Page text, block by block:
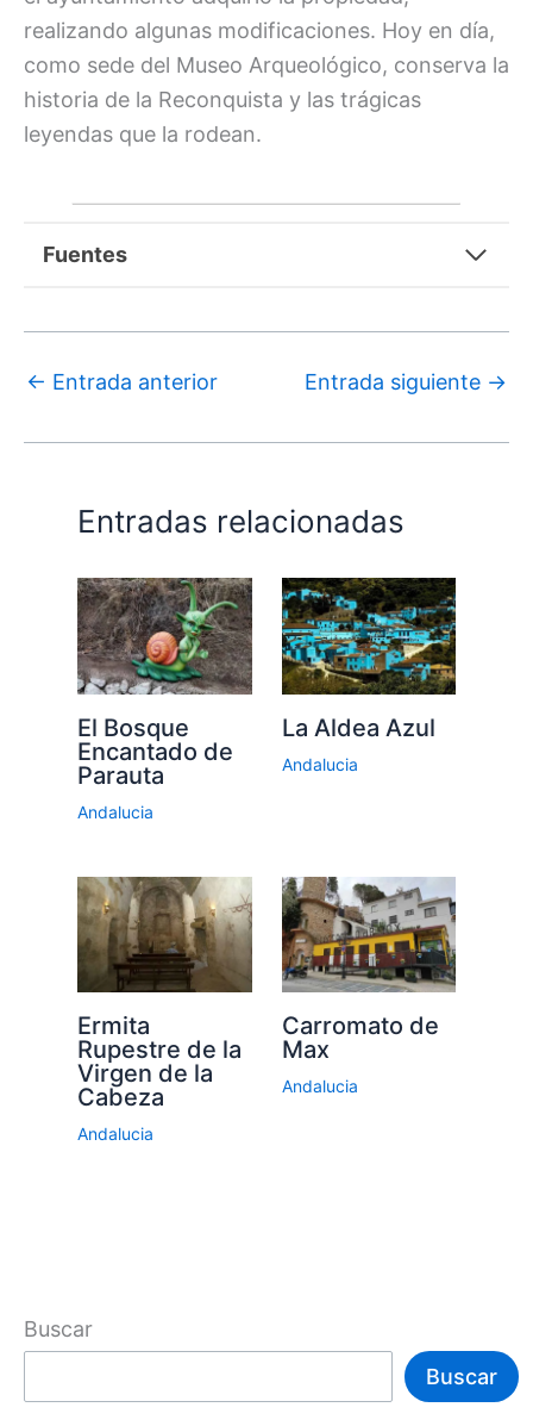
realizando algunas modificaciones. Hoy en día,
como sede del Museo Arqueológico, conserva la
historia de la Reconquista y las trágicas
leyendas que la rodean.
Fuentes
← Entrada anterior Entrada siguiente →
Entradas relacionadas
El Bosque
Encantado de
Parauta
Andalucia
La Aldea Azul
Andalucia
Ermita
Rupestre de la
Virgen de la
Cabeza
Andalucia
Carromato de
Max
Andalucia
Buscar
Buscar